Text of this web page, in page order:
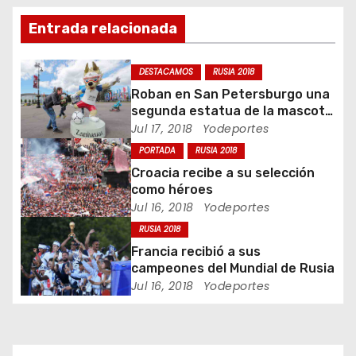
ó
n
d
e
e
n
t
r
Entrada relacionada
DESTACAMOS RUSIA 2018
Roban en San Petersburgo una
segunda estatua de la mascota
del Mundial 2018
Jul 17, 2018 Yodeportes
PORTADA RUSIA 2018
Croacia recibe a su selección
como héroes
Jul 16, 2018 Yodeportes
RUSIA 2018
Francia recibió a sus
campeones del Mundial de Rusia
Jul 16, 2018 Yodeportes